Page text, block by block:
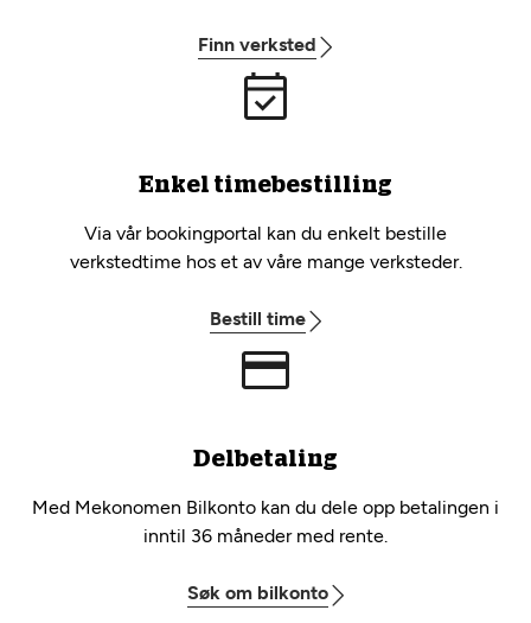
Finn verksted
Enkel timebestilling
Via vår bookingportal kan du enkelt bestille
verkstedtime hos et av våre mange verksteder.
Bestill time
Delbetaling
Med Mekonomen Bilkonto kan du dele opp betalingen i
inntil 36 måneder med rente.
Søk om bilkonto